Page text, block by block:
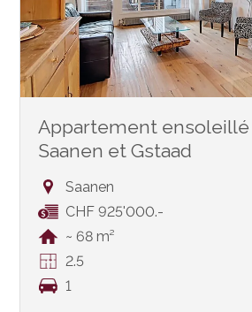
Appartement
Saanen et Gstaad
Saanen
CHF 925'000.-
~ 68 m²
2.5
1